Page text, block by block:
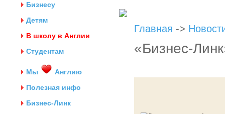
Бизнесу
Детям
В школу в Англии
Студентам
Мы
Англию
Полезная инфо
Бизнес-Линк
Главная ->
«Бизнес-